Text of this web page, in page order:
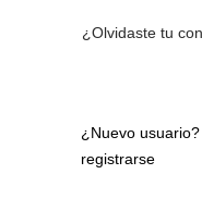
¿Olvidaste tu
¿Nuevo usuario?
registrarse